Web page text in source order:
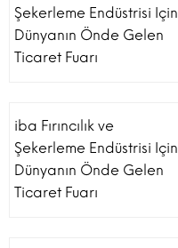
Şekerleme Endüstrisi Için
Dünyanın Önde Gelen
Ticaret Fuarı
iba Fırıncılık ve
Şekerleme Endüstrisi Için
Dünyanın Önde Gelen
Ticaret Fuarı